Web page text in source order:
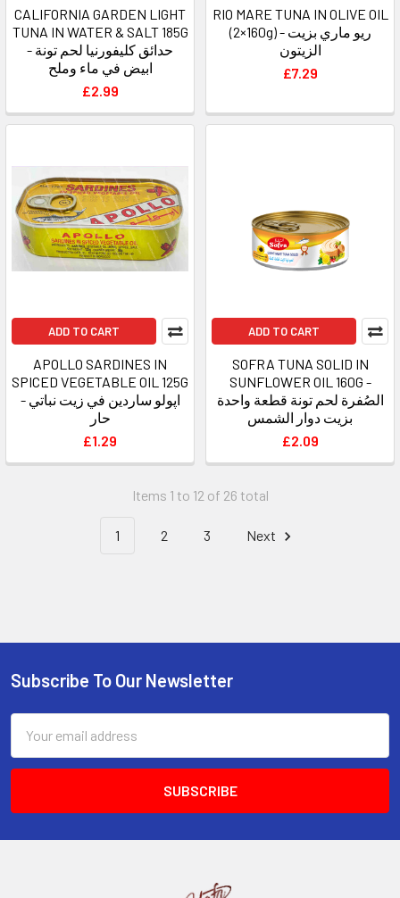
CALIFORNIA GARDEN LIGHT
TUNA IN WATER & SALT 185G
- حدائق كليفورنيا لحم تونة
ابيض في ماء وملح
£2.99
RIO MARE TUNA IN OLIVE OIL
(2×160g) - ريو ماري بزيت
الزيتون
£7.29
ADD TO CART
APOLLO SARDINES IN
SPICED VEGETABLE OIL 125G
- اپولو ساردين في زيت نباتي
حار
£1.29
ADD TO CART
SOFRA TUNA SOLID IN
SUNFLOWER OIL 160G -
الصُفرة لحم تونة قطعة واحدة
بزيت دوار الشمس
£2.09
Items 1 to 12 of 26 total
1 2 3 Next
Footer
Subscribe To Our Newsletter
Address